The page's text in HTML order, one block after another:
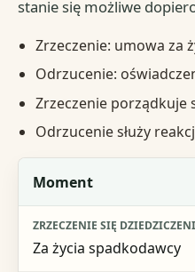
stanie się możliwe
Zrzeczenie: umowa za
Odrzucenie:
Zrzeczenie porządkuje
Odrzucenie służy
Kryterium
Zrzeczenie się
Odrzucenie spadku
Moment
Za życia spadkodawcy